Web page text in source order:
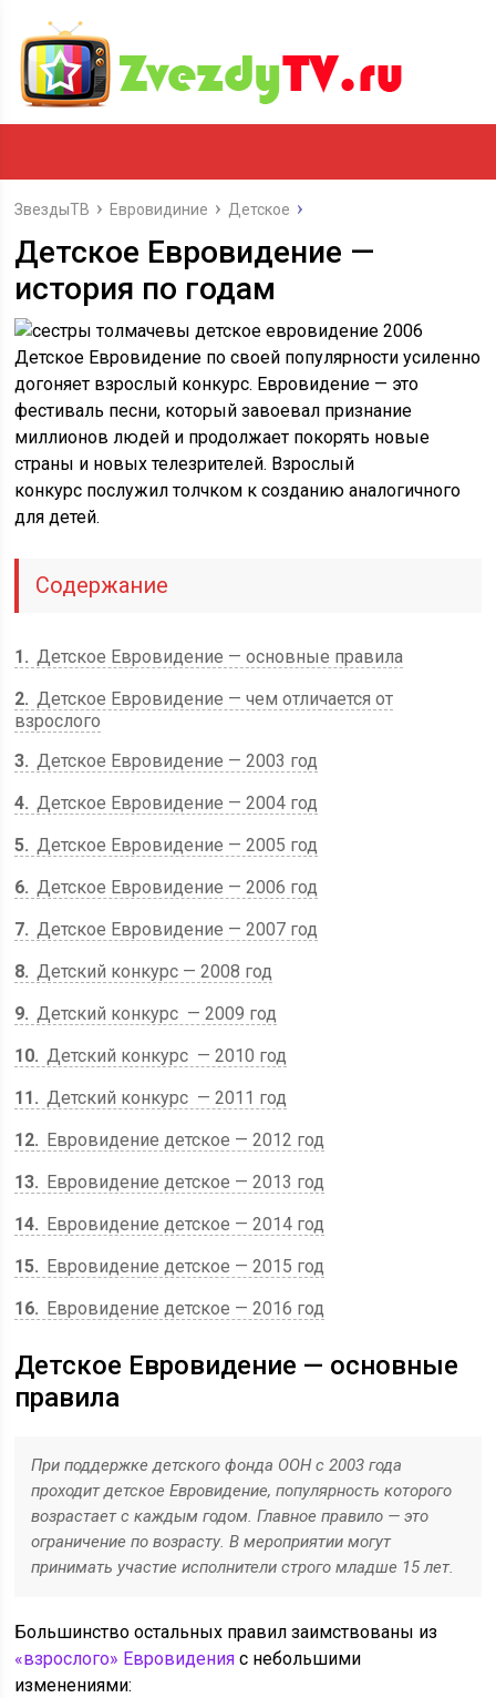
ЗвездыТВ Евровидиние Детское
Детское Евровидение —
история по годам
Детское Евровидение по своей популярности усиленно
догоняет взрослый конкурс. Евровидение — это
фестиваль песни, который завоевал признание
миллионов людей и продолжает покорять новые
страны и новых телезрителей. Взрослый
конкурс послужил толчком к созданию аналогичного
для детей.
Содержание
1
Детское Евровидение — основные правила
2 Детское Евровидение — чем отличается от
взрослого
3 Детское Евровидение — 2003 год
4 Детское Евровидение — 2004 год
5 Детское Евровидение — 2005 год
6 Детское Евровидение — 2006 год
7 Детское Евровидение — 2007 год
8 Детский конкурс — 2008 год
9 Детский конкурс — 2009 год
10 Детский конкурс — 2010 год
11
Детский конкурс — 2011 год
12
Евровидение детское — 2012 год
13
Евровидение детское — 2013 год
14
Евровидение детское — 2014 год
15
Евровидение детское — 2015 год
16
Евровидение детское — 2016 год
Детское Евровидение — основные
правила
При поддержке детского фонда ООН с 2003 года
проходит детское Евровидение, популярность которого
возрастает с каждым годом. Главное правило — это
ограничение по возрасту. В мероприятии могут
принимать участие исполнители строго младше 15 лет.
Большинство остальных правил заимствованы из
«взрослого» Евровидения с небольшими
изменениями: